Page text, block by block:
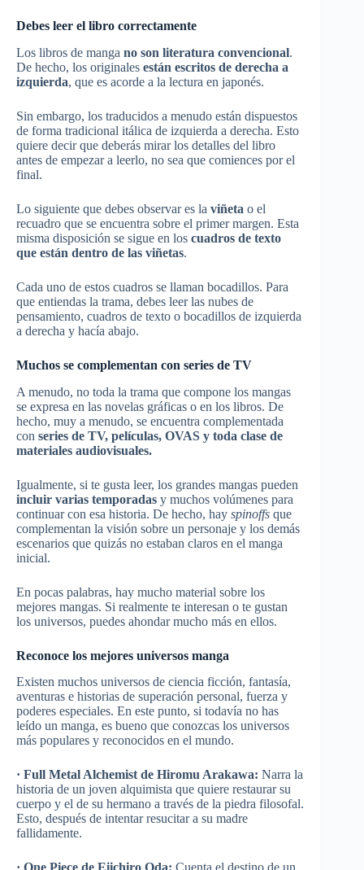
Debes leer el libro correctamente
Los libros de manga no son literatura convencional.
De hecho, los originales están escritos de derecha a
izquierda, que es acorde a la lectura en japonés.
Sin embargo, los traducidos a menudo están dispuestos
de forma tradicional itálica de izquierda a derecha. Esto
quiere decir que deberás mirar los detalles del libro
antes de empezar a leerlo, no sea que comiences por el
final.
Lo siguiente que debes observar es la viñeta o el
recuadro que se encuentra sobre el primer margen. Esta
misma disposición se sigue en los cuadros de texto
que están dentro de las viñetas.
Cada uno de estos cuadros se llaman bocadillos. Para
que entiendas la trama, debes leer las nubes de
pensamiento, cuadros de texto o bocadillos de izquierda
a derecha y hacía abajo.
Muchos se complementan con series de TV
A menudo, no toda la trama que compone los mangas
se expresa en las novelas gráficas o en los libros. De
hecho, muy a menudo, se encuentra complementada
con series de TV, películas, OVAS y toda clase de
materiales audiovisuales.
Igualmente, si te gusta leer, los grandes mangas pueden
incluir varias temporadas y muchos volúmenes para
continuar con esa historia. De hecho, hay spinoffs que
complementan la visión sobre un personaje y los demás
escenarios que quizás no estaban claros en el manga
inicial.
En pocas palabras, hay mucho material sobre los
mejores mangas. Si realmente te interesan o te gustan
los universos, puedes ahondar mucho más en ellos.
Reconoce los mejores universos manga
Existen muchos universos de ciencia ficción, fantasía,
aventuras e historias de superación personal, fuerza y
poderes especiales. En este punto, si todavía no has
leído un manga, es bueno que conozcas los universos
más populares y reconocidos en el mundo.
· Full Metal Alchemist de Hiromu Arakawa: Narra la
historia de un joven alquimista que quiere restaurar su
cuerpo y el de su hermano a través de la piedra filosofal.
Esto, después de intentar resucitar a su madre
fallidamente.